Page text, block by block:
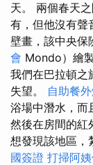
天。 兩個春天
有，但他沒有聲
壁畫，該中央
會 Mondo）繪
我們在巴拉頓之
失望。 自助餐
浴場中潛水，而
然後在房間的紅
想發現該地區，
國簽證 打掃阿